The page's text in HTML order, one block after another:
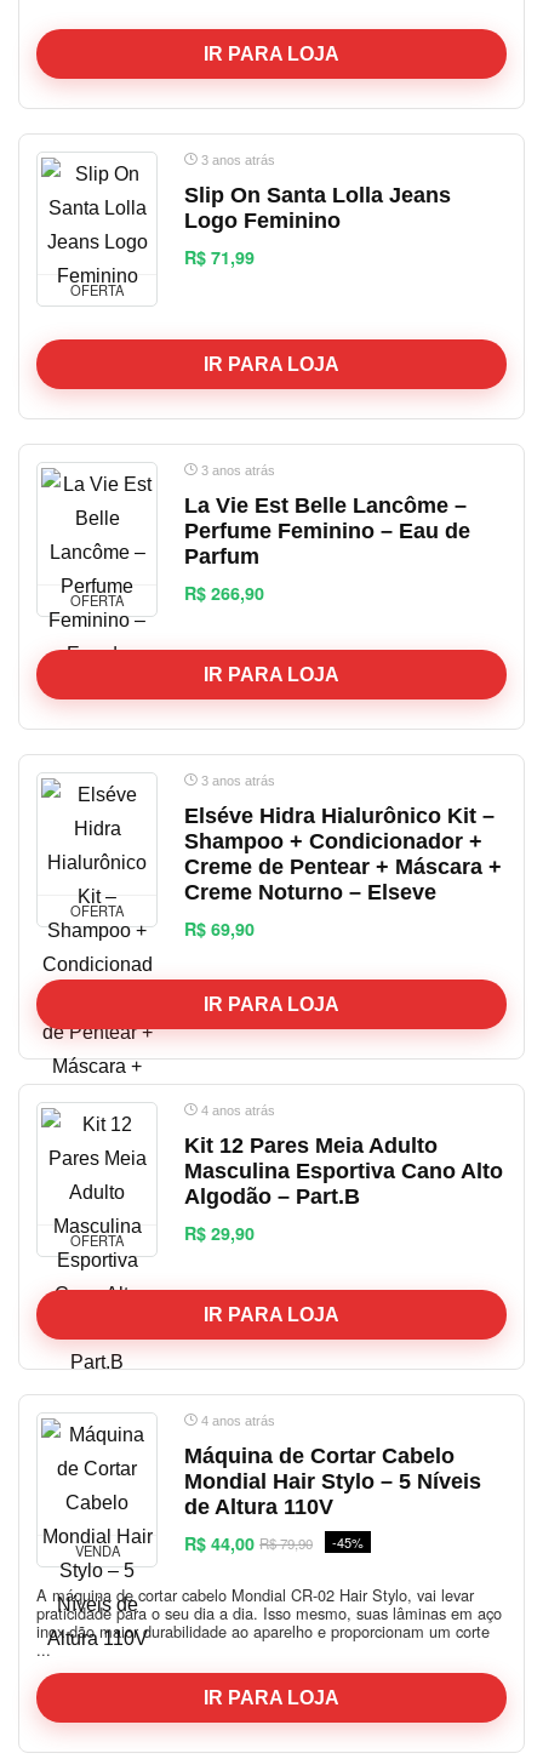
IR PARA LOJA
OFERTA
3 anos atrás
Slip On Santa Lolla Jeans
Logo Feminino
R$ 71,99
IR PARA LOJA
OFERTA
3 anos atrás
La Vie Est Belle Lancôme –
Perfume Feminino – Eau de
Parfum
R$ 266,90
IR PARA LOJA
OFERTA
3 anos atrás
Elséve Hidra Hialurônico Kit –
Shampoo + Condicionador +
Creme de Pentear + Máscara +
Creme Noturno – Elseve
R$ 69,90
IR PARA LOJA
OFERTA
4 anos atrás
Kit 12 Pares Meia Adulto
Masculina Esportiva Cano Alto
Algodão – Part.B
R$ 29,90
IR PARA LOJA
VENDA
4 anos atrás
Máquina de Cortar Cabelo
Mondial Hair Stylo – 5 Níveis
de Altura 110V
R$ 44,00 R$ 79,90 -45%
A máquina de cortar cabelo Mondial CR-02 Hair Stylo, vai levar
praticidade para o seu dia a dia. Isso mesmo, suas lâminas em aço
inox dão maior durabilidade ao aparelho e proporcionam um corte
...
IR PARA LOJA